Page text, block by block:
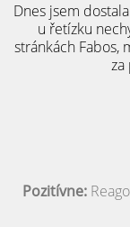
Dnes jsem
u řetízku
stránkách Fabos,
za
Pozitívne: